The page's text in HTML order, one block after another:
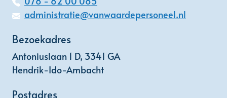
administratie@vanwaardepersoneel.nl
Bezoekadres
Antoniuslaan 1 D, 3341 GA
Hendrik-Ido-Ambacht
Postadres